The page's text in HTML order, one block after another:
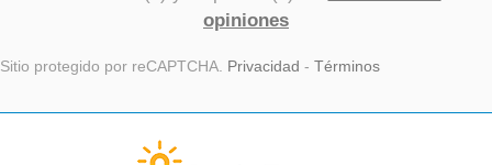
opiniones
Sitio protegido por reCAPTCHA. Privacidad - Términos